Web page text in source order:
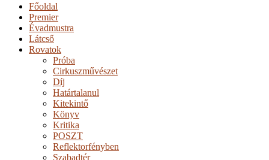
Főoldal
Premier
Évadmustra
Látcső
Rovatok
Próba
Cirkuszművészet
Díj
Határtalanul
Kitekintő
Könyv
Kritika
POSZT
Reflektorfényben
Szabadtér